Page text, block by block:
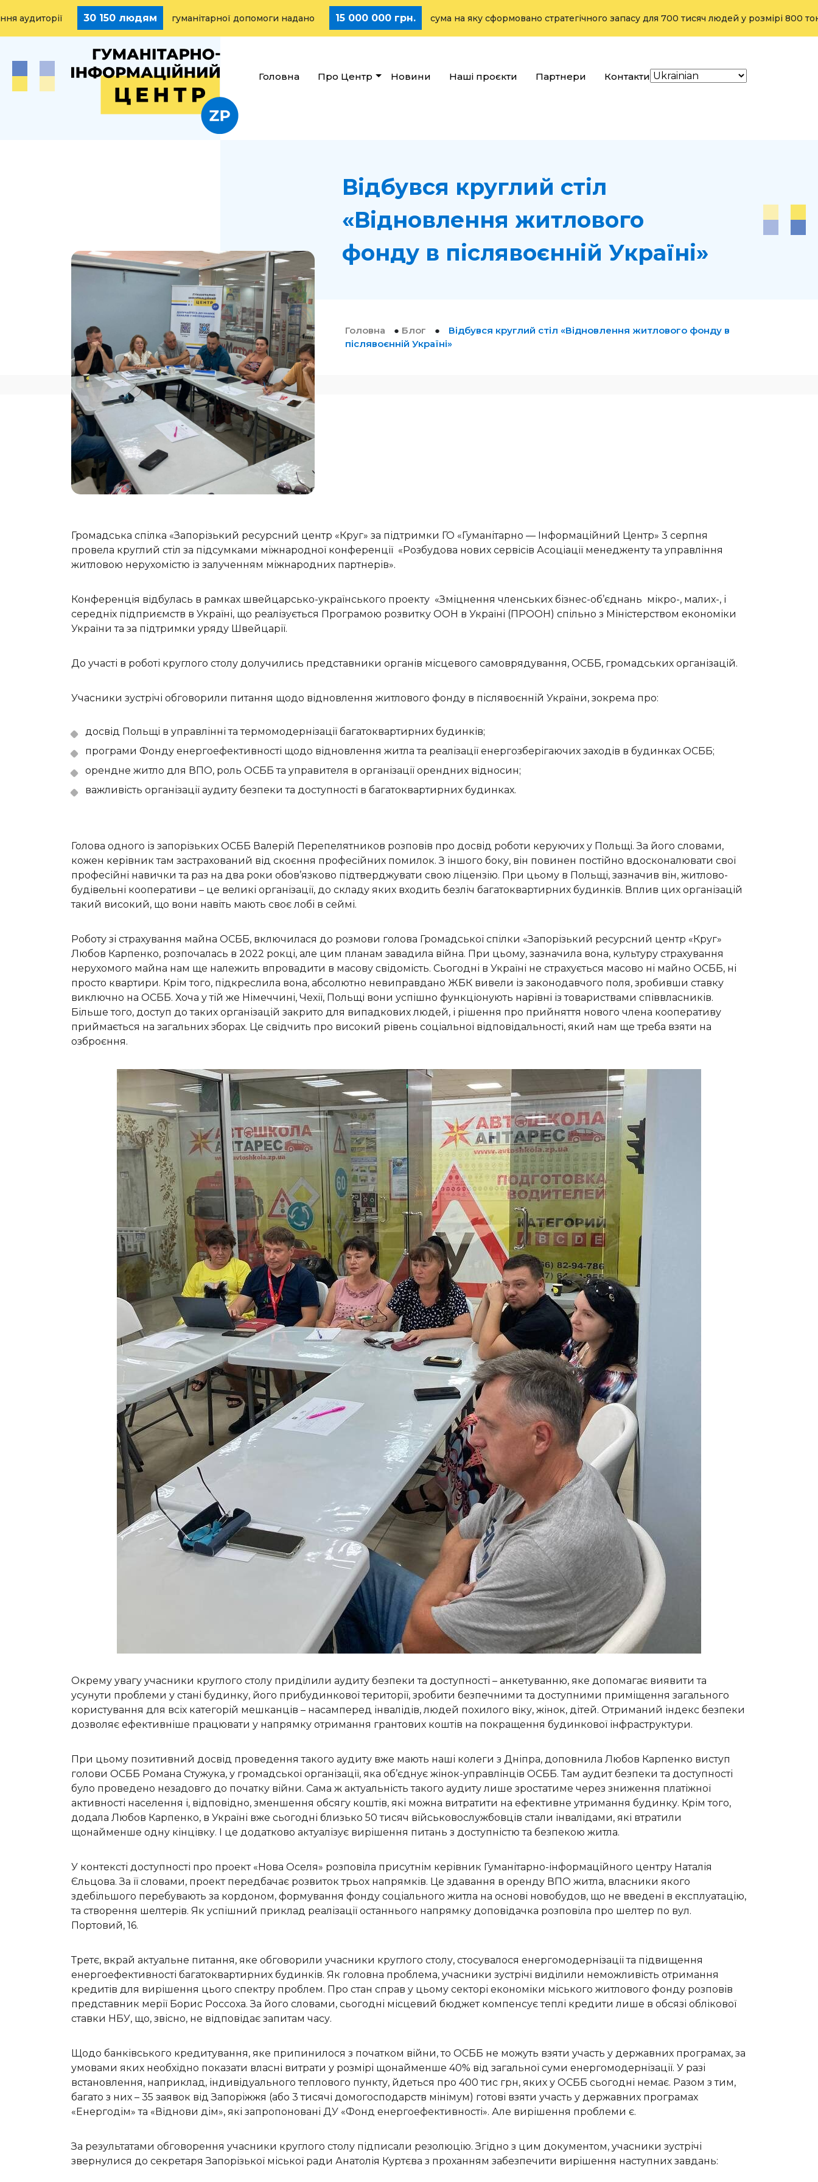
30 150 людям гуманітарної допомоги надано 15 000 000 грн. сума на яку сформовано стратегічного запасу для 700 тисяч людей у розмірі 800 тонн з
Головна Про Центр Новини Наші проєкти Партнери Контакти
Відбувся круглий стіл
«Відновлення житлового
фонду в післявоєнній Україні»
Головна ● Блог ●
Відбувся круглий стіл «Відновлення житлового фонду в
післявоєнній Україні»
Громадська спілка «Запорізький ресурсний центр «Круг» за підтримки ГО «Гуманітарно — Інформаційний Центр» 3 серпня
провела круглий стіл за підсумками міжнародної конференції «Розбудова нових сервісів Асоціації менедженту та управління
житловою нерухомістю із залученням міжнародних партнерів».
Конференція відбулась в рамках швейцарсько-українського проекту «Зміцнення членських бізнес-об’єднань мікро-, малих-, і
середніх підприємств в Україні, що реалізується Програмою розвитку ООН в Україні (ПРООН) спільно з Міністерством економіки
України та за підтримки уряду Швейцарії.
До участі в роботі круглого столу долучились представники органів місцевого самоврядування, ОСББ, громадських організацій.
Учасники зустрічі обговорили питання щодо відновлення житлового фонду в післявоєнній України, зокрема про:
досвід Польщі в управлінні та термомодернізації багатоквартирних будинків;
програми Фонду енергоефективності щодо відновлення житла та реалізації енергозберігаючих заходів в будинках ОСББ;
орендне житло для ВПО, роль ОСББ та управителя в організації орендних відносин;
важливість організації аудиту безпеки та доступності в багатоквартирних будинках.
Голова одного із запорізьких ОСББ Валерій Перепелятников розповів про досвід роботи керуючих у Польщі. За його словами,
кожен керівник там застрахований від скоєння професійних помилок. З іншого боку, він повинен постійно вдосконалювати свої
професійні навички та раз на два роки обов’язково підтверджувати свою ліцензію. При цьому в Польщі, зазначив він, житлово-
будівельні кооперативи – це великі організації, до складу яких входить безліч багатоквартирних будинків. Вплив цих організацій
такий високий, що вони навіть мають своє лобі в сеймі.
Роботу зі страхування майна ОСББ, включилася до розмови голова Громадської спілки «Запорізький ресурсний центр «Круг»
Любов Карпенко, розпочалась в 2022 рокці, але цим планам завадила війна. При цьому, зазначила вона, культуру страхування
нерухомого майна нам ще належить впровадити в масову свідомість. Сьогодні в Україні не страхується масово ні майно ОСББ, ні
просто квартири. Крім того, підкреслила вона, абсолютно невиправдано ЖБК вивели із законодавчого поля, зробивши ставку
виключно на ОСББ. Хоча у тій же Німеччині, Чехії, Польщі вони успішно функціонують нарівні із товариствами співвласників.
Більше того, доступ до таких організацій закрито для випадкових людей, і рішення про прийняття нового члена кооперативу
приймається на загальних зборах. Це свідчить про високий рівень соціальної відповідальності, який нам ще треба взяти на
озброєння.
Окрему увагу учасники круглого столу приділили аудиту безпеки та доступності – анкетуванню, яке допомагає виявити та
усунути проблеми у стані будинку, його прибудинкової території, зробити безпечними та доступними приміщення загального
користування для всіх категорій мешканців – насамперед інвалідів, людей похилого віку, жінок, дітей. Отриманий індекс безпеки
дозволяє ефективніше працювати у напрямку отримання грантових коштів на покращення будинкової інфраструктури.
При цьому позитивний досвід проведення такого аудиту вже мають наші колеги з Дніпра, доповнила Любов Карпенко виступ
голови ОСББ Романа Стужука, у громадської організації, яка об’єднує жінок-управлінців ОСББ. Там аудит безпеки та доступності
було проведено незадовго до початку війни. Сама ж актуальність такого аудиту лише зростатиме через зниження платіжної
активності населення і, відповідно, зменшення обсягу коштів, які можна витратити на ефективне утримання будинку. Крім того,
додала Любов Карпенко, в Україні вже сьогодні близько 50 тисяч військовослужбовців стали інвалідами, які втратили
щонайменше одну кінцівку. І це додатково актуалізує вирішення питань з доступністю та безпекою житла.
У контексті доступності про проект «Нова Оселя» розповіла присутнім керівник Гуманітарно-інформаційного центру Наталія
Єльцова. За її словами, проект передбачає розвиток трьох напрямків. Це здавання в оренду ВПО житла, власники якого
здебільшого перебувають за кордоном, формування фонду соціального житла на основі новобудов, що не введені в експлуатацію,
та створення шелтерів. Як успішний приклад реалізації останнього напрямку доповідачка розповіла про шелтер по вул.
Портовий, 16.
Третє, вкрай актуальне питання, яке обговорили учасники круглого столу, стосувалося енергомодернізації та підвищення
енергоефективності багатоквартирних будинків. Як головна проблема, учасники зустрічі виділили неможливість отримання
кредитів для вирішення цього спектру проблем. Про стан справ у цьому секторі економіки міського житлового фонду розповів
представник мерії Борис Россоха. За його словами, сьогодні місцевий бюджет компенсує теплі кредити лише в обсязі облікової
ставки НБУ, що, звісно, не відповідає запитам часу.
Щодо банківського кредитування, яке припинилося з початком війни, то ОСББ не можуть взяти участь у державних програмах, за
умовами яких необхідно показати власні витрати у розмірі щонайменше 40% від загальної суми енергомодернізації. У разі
встановлення, наприклад, індивідуального теплового пункту, йдеться про 400 тис грн, яких у ОСББ сьогодні немає. Разом з тим,
багато з них – 35 заявок від Запоріжжя (або 3 тисячі домогосподарств мінімум) готові взяти участь у державних програмах
«Енергодім» та «Віднови дім», які запропоновані ДУ «Фонд енергоефективності». Але вирішення проблеми є.
За результатами обговорення учасники круглого столу підписали резолюцію. Згідно з цим документом, учасники зустрічі
звернулися до секретаря Запорізької міської ради Анатолія Куртєва з проханням забезпечити вирішення наступних завдань: